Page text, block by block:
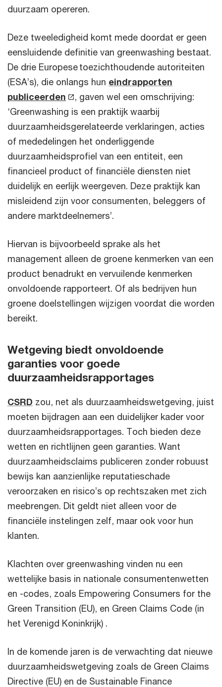
duurzaam opereren.
Deze tweeledigheid komt mede doordat er geen
eensluidende definitie van greenwashing bestaat.
De drie Europese toezichthoudende autoriteiten
(ESA’s), die onlangs hun eindrapporten
publiceerden
, gaven wel een omschrijving:
‘Greenwashing is een praktijk waarbij
duurzaamheidsgerelateerde verklaringen, acties
of mededelingen het onderliggende
duurzaamheidsprofiel van een entiteit, een
financieel product of financiële diensten niet
duidelijk en eerlijk weergeven. Deze praktijk kan
misleidend zijn voor consumenten, beleggers of
andere marktdeelnemers’.
Hiervan is bijvoorbeeld sprake als het
management alleen de groene kenmerken van een
product benadrukt en vervuilende kenmerken
onvoldoende rapporteert. Of als bedrijven hun
groene doelstellingen wijzigen voordat die worden
bereikt.
Wetgeving biedt onvoldoende
garanties voor goede
duurzaamheidsrapportages
CSRD zou, net als duurzaamheidswetgeving, juist
moeten bijdragen aan een duidelijker kader voor
duurzaamheidsrapportages. Toch bieden deze
wetten en richtlijnen geen garanties. Want
duurzaamheidsclaims publiceren zonder robuust
bewijs kan aanzienlijke reputatieschade
veroorzaken en risico’s op rechtszaken met zich
meebrengen. Dit geldt niet alleen voor de
financiële instelingen zelf, maar ook voor hun
klanten.
Klachten over greenwashing vinden nu een
wettelijke basis in nationale consumentenwetten
en -codes, zoals Empowering Consumers for the
Green Transition (EU), en Green Claims Code (in
het Verenigd Koninkrijk) .
In de komende jaren is de verwachting dat nieuwe
duurzaamheidswetgeving zoals de Green Claims
Directive (EU) en de Sustainable Finance